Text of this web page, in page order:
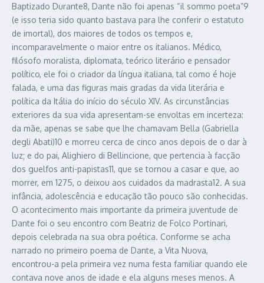
Baptizado Durante8, Dante não foi apenas “il sommo poeta”9
(e isso teria sido quanto bastava para lhe conferir o estatuto
de imortal), dos maiores de todos os tempos e,
incomparavelmente o maior entre os italianos. Médico,
filósofo moralista, diplomata, teórico literário e pensador
político, ele foi o criador da língua italiana, tal como é hoje
falada, e uma das figuras mais gradas da vida literária e
política da Itália do início do século XIV. As circunstâncias
exteriores da sua vida apresentam-se envoltas em incerteza:
da mãe, apenas se sabe que lhe chamavam Bella (Gabriella
degli Abati)10 e morreu cerca de cinco anos depois de o dar à
luz; e do pai, Alighiero di Bellincione, que pertencia à facção
dos guelfos anti-papistas11, que se tornou a casar e que, ao
morrer, em 1275, o deixou aos cuidados da madrasta12. A sua
infância, adolescência e educação tão pouco são conhecidas.
O acontecimento mais importante da primeira juventude de
Dante foi o seu encontro com Beatriz de Folco Portinari,
depois celebrada na sua obra poética. Conforme se acha
narrado no primeiro poema de Dante, a Vita Nuova,
encontrou-a pela primeira vez numa festa familiar quando ele
contava nove anos de idade e ela alguns meses menos. A